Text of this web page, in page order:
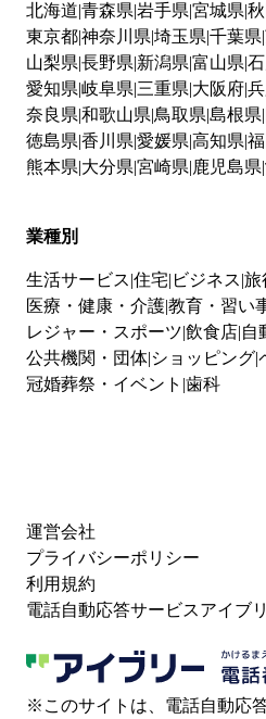
北海道 青森県 岩手県 宮城県
東京都神奈川県 埼玉県 千葉県
山梨県 長野県 新潟県 富山県
愛知県 岐阜県 三重県 大阪府
奈良県 和歌山県 鳥取県 島根県
徳島県 香川県 愛媛県 高知県
熊本県 大分県 宮崎県 鹿児島県
業種別
生活サービス 住宅 ビジネス 旅
医療・健康・介護教育・習い
レジャー・スポーツ 飲食店 自
公共機関・団体 ショッピング
冠婚葬祭・イベント 歯科
運営会社
プライバシーポリシー
利用規約
電話自動応答サービスアイブ
※このサイトは、電話自動応